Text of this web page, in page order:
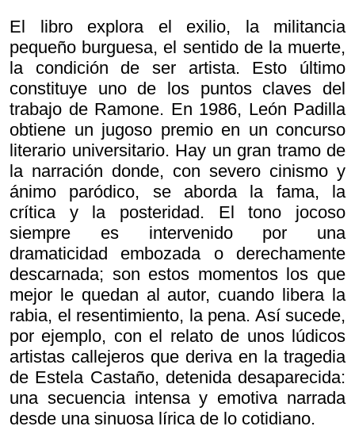
El libro explora el exilio, la militancia
pequeño burguesa, el sentido de la muerte,
la condición de ser artista. Esto último
constituye uno de los puntos claves del
trabajo de Ramone. En 1986, León Padilla
obtiene un jugoso premio en un concurso
literario universitario. Hay un gran tramo de
la narración donde, con severo cinismo y
ánimo paródico, se aborda la fama, la
crítica y la posteridad. El tono jocoso
siempre es intervenido por una
dramaticidad embozada o derechamente
descarnada; son estos momentos los que
mejor le quedan al autor, cuando libera la
rabia, el resentimiento, la pena. Así sucede,
por ejemplo, con el relato de unos lúdicos
artistas callejeros que deriva en la tragedia
de Estela Castaño, detenida desaparecida:
una secuencia intensa y emotiva narrada
desde una sinuosa lírica de lo cotidiano.